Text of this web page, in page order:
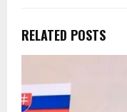
RELATED POSTS